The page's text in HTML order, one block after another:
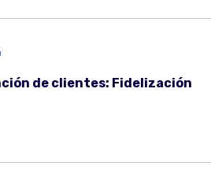
de clientes: Fidelización